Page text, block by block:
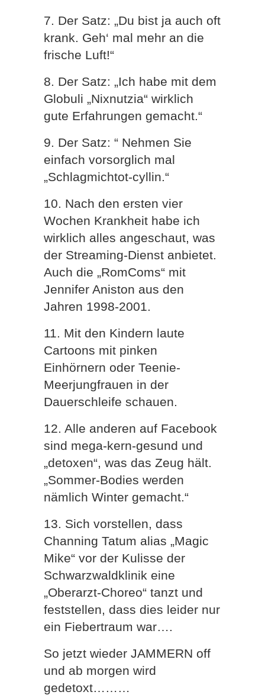
7. Der Satz: „Du bist ja auch oft
krank. Geh‘ mal mehr an die
frische Luft!“
8. Der Satz: „Ich habe mit dem
Globuli „Nixnutzia“ wirklich
gute Erfahrungen gemacht.“
9. Der Satz: “ Nehmen Sie
einfach vorsorglich mal
„Schlagmichtot-cyllin.“
10. Nach den ersten vier
Wochen Krankheit habe ich
wirklich alles angeschaut, was
der Streaming-Dienst anbietet.
Auch die „RomComs“ mit
Jennifer Aniston aus den
Jahren 1998-2001.
11. Mit den Kindern laute
Cartoons mit pinken
Einhörnern oder Teenie-
Meerjungfrauen in der
Dauerschleife schauen.
12. Alle anderen auf Facebook
sind mega-kern-gesund und
„detoxen“, was das Zeug hält.
„Sommer-Bodies werden
nämlich Winter gemacht.“
13. Sich vorstellen, dass
Channing Tatum alias „Magic
Mike“ vor der Kulisse der
Schwarzwaldklinik eine
„Oberarzt-Choreo“ tanzt und
feststellen, dass dies leider nur
ein Fiebertraum war….
So jetzt wieder JAMMERN off
und ab morgen wird
gedetoxt………